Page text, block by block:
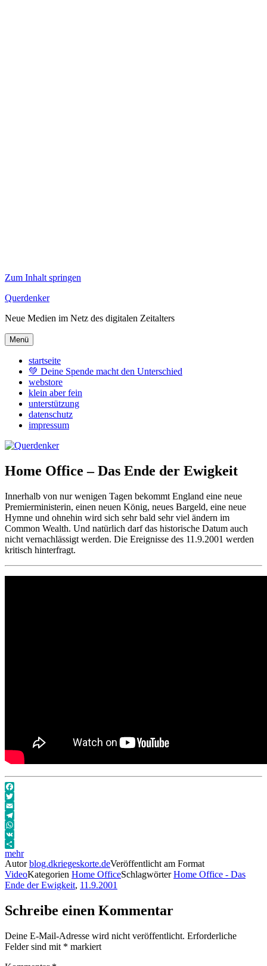
Zum Inhalt springen
Querdenker
Neue Medien im Netz des digitalen Zeitalters
Menü
startseite
💚 Deine Spende macht den Unterschied
webstore
klein aber fein
unterstützung
datenschutz
impressum
Home Office – Das Ende der Ewigkeit
Innerhalb von nur wenigen Tagen bekommt England eine neue
Premierministerin, einen neuen König, neues Bargeld, eine neue
Hymne und ohnehin wird sich sehr bald sehr viel ändern im
Common Wealth. Und natürlich darf das historische Datum auch
nicht vernachlässigt werden. Die Ereignisse des 11.9.2001 werden
kritisch hinterfragt.
Facebook
Twitter
Email
Telegram
WhatsApp
VK
mehr
Autorblog.dkriegeskorte.deVeröffentlicht am Format
VideoKategorien Home OfficeSchlagwörterHome Office - Das
Ende der Ewigkeit, 11.9.2001
Schreibe einen Kommentar
Deine E-Mail-Adresse wird nicht veröffentlicht. Erforderliche
Felder sind mit * markiert